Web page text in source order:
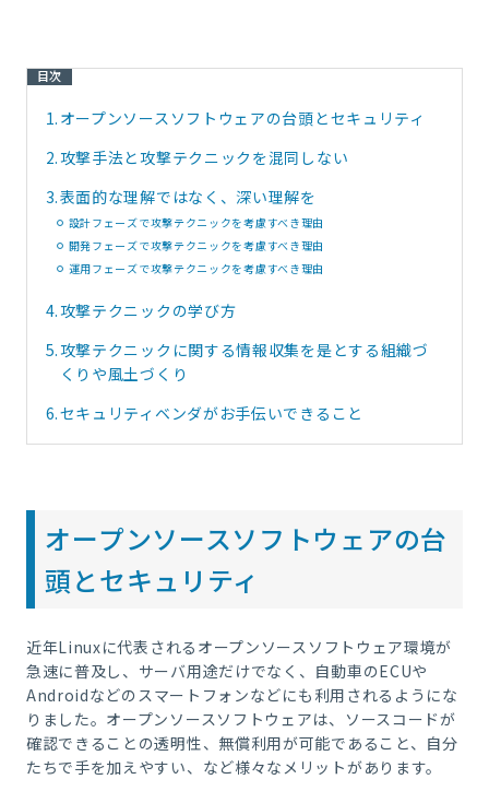
目次
1. オープンソースソフトウェアの台頭とセキュリティ
2. 攻撃手法と攻撃テクニックを混同しない
3.表面的な理解ではなく、深い理解を
設計フェーズで攻撃テクニックを考慮すべき理由
開発フェーズで攻撃テクニックを考慮すべき理由
運用フェーズで攻撃テクニックを考慮すべき理由
4. 攻撃テクニックの学び方
5. 攻撃テクニックに関する情報収集を是とする組織づ
くりや風土づくり
6.セキュリティベンダがお手伝いできること
オープンソースソフトウェアの台
頭とセキュリティ
近年Linuxに代表されるオープンソースソフトウェア環境が
急速に普及し、サーバ用途だけでなく、自動車のECUや
Androidなどのスマートフォンなどにも利用されるようにな
りました。オープンソースソフトウェアは、ソースコードが
確認できることの透明性、無償利用が可能であること、自分
たちで手を加えやすい、など様々なメリットがあります。